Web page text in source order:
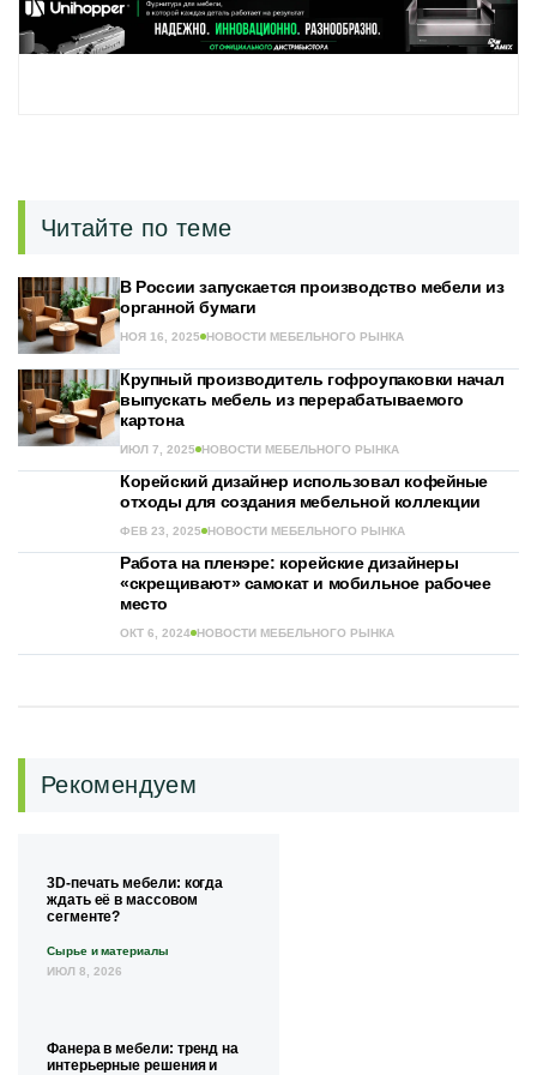
Читайте по теме
В России запускается производство мебели из
органной бумаги
НОЯ 16, 2025 НОВОСТИ МЕБЕЛЬНОГО РЫНКА
Крупный производитель гофроупаковки начал
выпускать мебель из перерабатываемого
картона
ИЮЛ 7, 2025 НОВОСТИ МЕБЕЛЬНОГО РЫНКА
Корейский дизайнер использовал кофейные
отходы для создания мебельной коллекции
ФЕВ 23, 2025 НОВОСТИ МЕБЕЛЬНОГО РЫНКА
Работа на пленэре: корейские дизайнеры
«скрещивают» самокат и мобильное рабочее
место
ОКТ 6, 2024 НОВОСТИ МЕБЕЛЬНОГО РЫНКА
Рекомендуем
3D-печать мебели: когда
ждать её в массовом
сегменте?
Сырье и материалы
ИЮЛ 8, 2026
Фанера в мебели: тренд на
интерьерные решения и